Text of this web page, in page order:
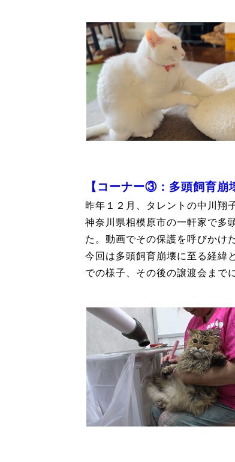
【コーナー③：多頭飼育崩
昨年１２月、タレントの中川翔
神奈川県相模原市の一軒家で多
た。動画でその保護を呼びかけ
今回は多頭飼育崩壊に至る経緯
での様子、その後の譲渡会まで